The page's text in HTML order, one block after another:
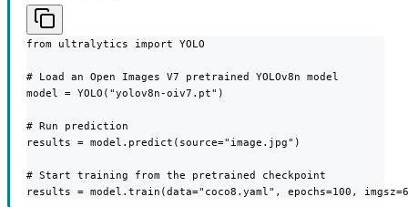
from ultralytics import YOLO
# Load an Open Images V7 pretrained YOLOv8n model
model = YOLO("yolov8n-oiv7.pt")
# Run prediction
results = model.predict(source="image.jpg")
# Start training from the pretrained checkpoint
results = model.train(data="coco8.yaml", epochs=100,